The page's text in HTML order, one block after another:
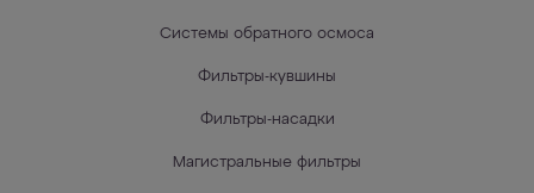
Системы обратного осмоса
Фильтры-кувшины
Фильтры-насадки
Магистральные фильтры